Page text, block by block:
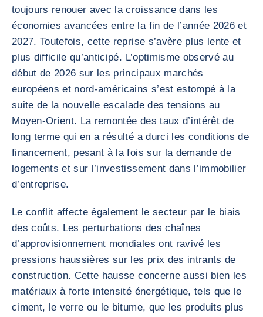
toujours renouer avec la croissance dans les
économies avancées entre la fin de l’année 2026 et
2027. Toutefois, cette reprise s’avère plus lente et
plus difficile qu’anticipé. L’optimisme observé au
début de 2026 sur les principaux marchés
européens et nord-américains s’est estompé à la
suite de la nouvelle escalade des tensions au
Moyen-Orient. La remontée des taux d’intérêt de
long terme qui en a résulté a durci les conditions de
financement, pesant à la fois sur la demande de
logements et sur l’investissement dans l’immobilier
d’entreprise.
Le conflit affecte également le secteur par le biais
des coûts. Les perturbations des chaînes
d’approvisionnement mondiales ont ravivé les
pressions haussières sur les prix des intrants de
construction. Cette hausse concerne aussi bien les
matériaux à forte intensité énergétique, tels que le
ciment, le verre ou le bitume, que les produits plus